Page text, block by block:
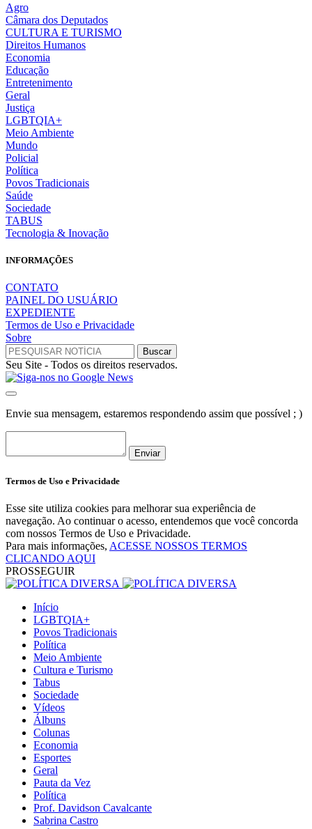
Agro
Câmara dos Deputados
CULTURA E TURISMO
Direitos Humanos
Economia
Educação
Entretenimento
Geral
Justiça
LGBTQIA+
Meio Ambiente
Mundo
Policial
Política
Povos Tradicionais
Saúde
Sociedade
TABUS
Tecnologia & Inovação
INFORMAÇÕES
CONTATO
PAINEL DO USUÁRIO
EXPEDIENTE
Termos de Uso e Privacidade
Sobre
Seu Site - Todos os direitos reservados.
Envie sua mensagem, estaremos respondendo assim que possível ; )
Enviar
Termos de Uso e Privacidade
Esse site utiliza cookies para melhorar sua experiência de
navegação. Ao continuar o acesso, entendemos que você concorda
com nossos Termos de Uso e Privacidade.
Para mais informações, ACESSE NOSSOS TERMOS
CLICANDO AQUI
PROSSEGUIR
Início
LGBTQIA+
Povos Tradicionais
Política
Meio Ambiente
Cultura e Turismo
Tabus
Sociedade
Vídeos
Álbuns
Colunas
Economia
Esportes
Geral
Pauta da Vez
Política
Prof. Davidson Cavalcante
Sabrina Castro